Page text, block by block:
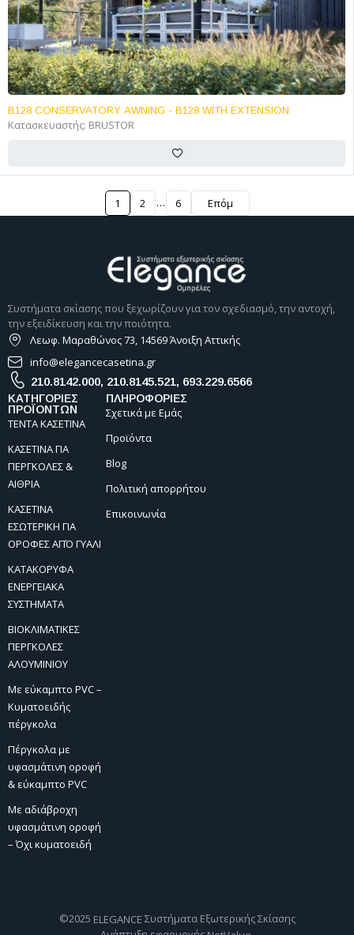
B128 CONSERVATORY AWNING - B128 WITH EXTENSION
Κατασκευαστής: BRUSTOR
1 2 … 6 Επόμ
Συστήματα σκίασης που ξεχωρίζουν για τον σχεδιασμό, την αντοχή,
την εξειδίκευση και την ποιότητα.
ΚΑΤΗΓΟΡΙΕΣ
ΠΡΟΪΟΝΤΩΝ
ΤΕΝΤΑ ΚΑΣΕΤΙΝΑ
ΚΑΣΕΤΙΝΑ ΓΙΑ
ΠΕΡΓΚΟΛΕΣ &
ΑΙΘΡΙΑ
ΚΑΣΕΤΙΝΑ
ΕΣΩΤΕΡΙΚΗ ΓΙΑ
ΟΡΟΦΕΣ ΑΠΌ ΓΥΑΛΙ
ΚΑΤΑΚΟΡΥΦΑ
ΕΝΕΡΓΕΙΑΚΑ
ΣΥΣΤΗΜΑΤΑ
ΒΙΟΚΛΙΜΑΤΙΚΕΣ
ΠΕΡΓΚΟΛΕΣ
ΑΛΟΥΜΙΝΙΟΥ
Με εύκαμπτο PVC –
Κυματοειδής
πέργκολα
Πέργκολα με
υφασμάτινη οροφή
& εύκαμπτο PVC
Με αδιάβροχη
υφασμάτινη οροφή
– Όχι κυματοειδή
ΠΛΗΡΟΦΟΡΙΕΣ
Σχετικά με Εμάς
Προϊόντα
Blog
Πολιτική απορρήτου
Επικοινωνία
Λεωφ. Μαραθώνος 73, 14569 Άνοιξη Αττικής
info@elegancecasetina.gr
210.8142.000, 210.8145.521, 693.229.6566
©2025 ELEGANCE Συστήματα Εξωτερικής Σκίασης